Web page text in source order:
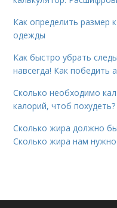
Как определить размер
одежды
Как быстро убрать
навсегда! Как победить
Сколько необходимо
калорий, чтоб похудеть?
Сколько жира должно
Сколько жира нам